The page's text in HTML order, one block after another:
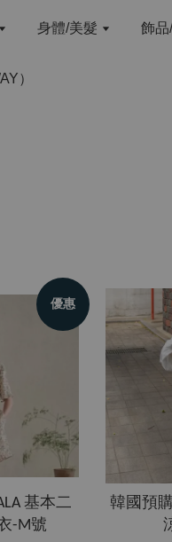
身體/美髮 飾品
）
優惠
基本二
-M號
韓國預